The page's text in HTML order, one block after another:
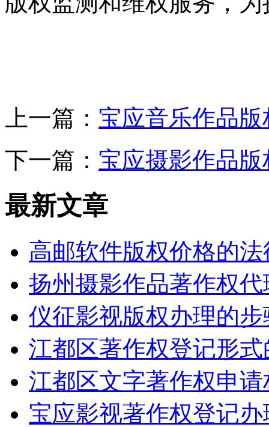
上一篇： 宝应音乐作品
下一篇： 宝应摄影作品
最新文章
高邮软件版权价格的
扬州摄影作品著作权
仪征影视版权办理的
江都区著作权登记形
江都区文字著作权申
宝应影视著作权登记